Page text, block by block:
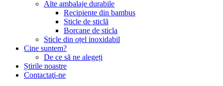
Alte ambalaje durabile
Recipiente din bambus
Sticle de sticlă
Borcane de sticla
Sticle din oțel inoxidabil
Cine suntem?
De ce să ne alegeți
Știrile noastre
Contactaţi-ne